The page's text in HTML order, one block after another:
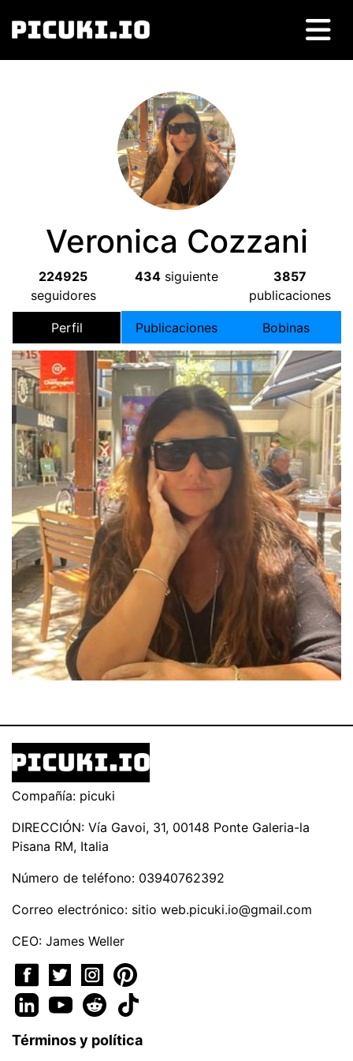
Veronica Cozzani
224925
seguidores
434 siguiente
3857
publicaciones
Perfil Publicaciones Bobinas
Compañía: picuki
DIRECCIÓN: Vía Gavoi, 31, 00148 Ponte Galeria-la
Pisana RM, Italia
Número de teléfono: 03940762392
Correo electrónico: sitio web.picuki.io@gmail.com
CEO: James Weller
Términos y política